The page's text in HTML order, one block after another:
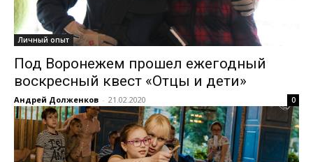
Личный опыт
Под Воронежем прошел ежегодный
воскресный квест «Отцы и дети»
Андрей Долженков - 21.02.2020 0